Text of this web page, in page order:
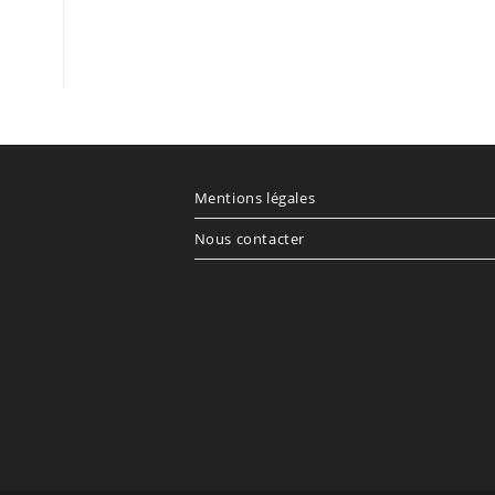
Mentions légales
Nous contacter